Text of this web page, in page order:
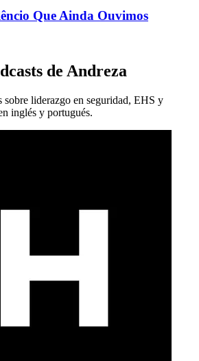
Que Ainda Ouvimos
de Andreza
sobre liderazgo en seguridad, EHS y
inglés y portugués.